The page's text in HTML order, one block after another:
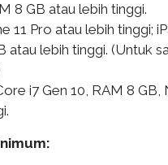
8 GB atau lebih tinggi.
11 Pro atau lebih tinggi;
atau lebih tinggi. (Untuk
i7 Gen 10, RAM 8